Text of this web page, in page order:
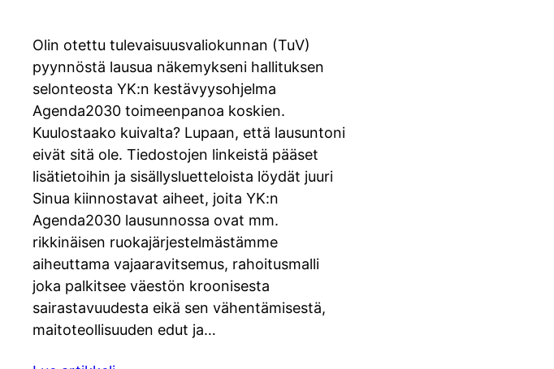
Olin otettu tulevaisuusvaliokunnan (TuV)
pyynnöstä lausua näkemykseni hallituksen
selonteosta YK:n kestävyysohjelma
Agenda2030 toimeenpanoa koskien.
Kuulostaako kuivalta? Lupaan, että lausuntoni
eivät sitä ole. Tiedostojen linkeistä pääset
lisätietoihin ja sisällysluetteloista löydät juuri
Sinua kiinnostavat aiheet, joita YK:n
Agenda2030 lausunnossa ovat mm.
rikkinäisen ruokajärjestelmästämme
aiheuttama vajaaravitsemus, rahoitusmalli
joka palkitsee väestön kroonisesta
sairastavuudesta eikä sen vähentämisestä,
maitoteollisuuden edut ja…